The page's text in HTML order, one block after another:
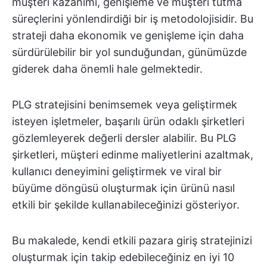
süreçlerini yönlendirdiği bir iş metodolojisidir. Bu
strateji daha ekonomik ve genişleme için daha
sürdürülebilir bir yol sunduğundan, günümüzde
giderek daha önemli hale gelmektedir.
PLG stratejisini benimsemek veya geliştirmek
isteyen işletmeler, başarılı ürün odaklı şirketleri
gözlemleyerek değerli dersler alabilir. Bu PLG
şirketleri, müşteri edinme maliyetlerini azaltmak,
kullanıcı deneyimini geliştirmek ve viral bir
büyüme döngüsü oluşturmak için ürünü nasıl
etkili bir şekilde kullanabileceğinizi gösteriyor.
Bu makalede, kendi etkili pazara giriş stratejinizi
oluşturmak için takip edebileceğiniz en iyi 10